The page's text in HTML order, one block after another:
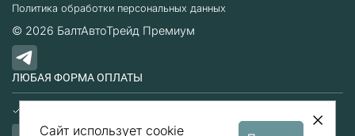
Политика обработки персональных данных
© 2026 БалтАвтоТрейд Премиум
ЛЮБАЯ ФОРМА ОПЛАТЫ
Сайт использует cookie